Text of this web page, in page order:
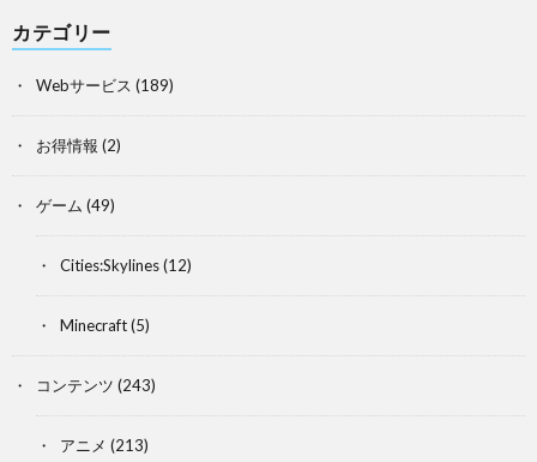
カテゴリー
Webサービス (189)
お得情報 (2)
ゲーム (49)
Cities:Skylines(12)
Minecraft(5)
コンテンツ (243)
アニメ (213)